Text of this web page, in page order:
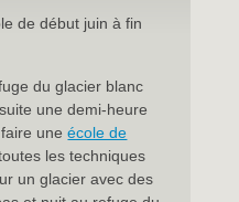
de début juin à fin
du glacier blanc
une demi-heure
faire uneécole de
les techniques
un glacier avec des